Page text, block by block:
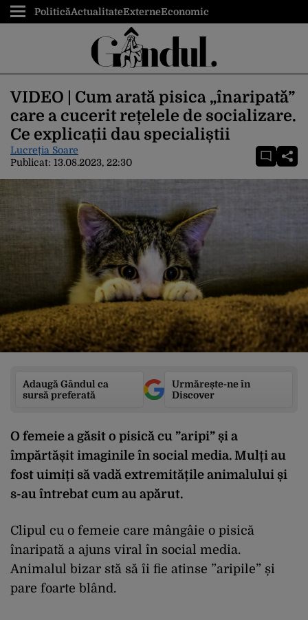
PoliticăActualitateExterneEconomic
VIDEO | Cum arată pisica „înaripată”
care a cucerit rețelele de socializare.
Ce explicații dau specialiștii
Lucreția Soare
Publicat: 13.08.2023, 22:30
Adaugă Gândul ca
sursă preferată
Urmărește-ne în
Discover
O femeie a găsit o pisică cu ”aripi” și a
împărtășit imaginile în social media. Mulți au
fost uimiți să vadă extremitățile animalului și
s-au întrebat cum au apărut.
Clipul cu o femeie care mângâie o pisică
înaripată a ajuns viral în social media.
Animalul bizar stă să îi fie atinse ”aripile” și
pare foarte blând.